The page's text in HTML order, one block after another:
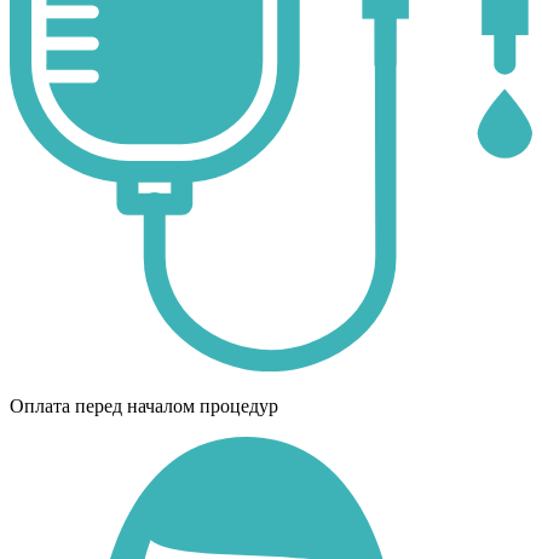
Оплата перед началом процедур